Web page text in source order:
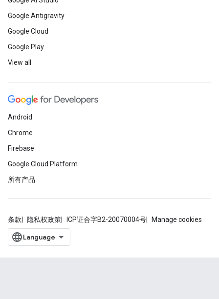
Google Antigravity
Google Cloud
Google Play
View all
Android
Chrome
Firebase
Google Cloud Platform
所有产品
条款 隐私权政策 ICP证合字B2-20070004号 Manage cookies